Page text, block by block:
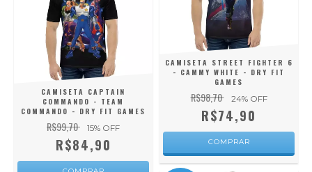
CAMISETA CAPTAIN
COMMANDO - TEAM
COMMANDO - DRY FIT GAMES
R$99,70 15% OFF
R$84,90
CAMISETA STREET FIGHTER 6
- CAMMY WHITE - DRY FIT
GAMES
R$98,70 24% OFF
R$74,90
COMPRAR